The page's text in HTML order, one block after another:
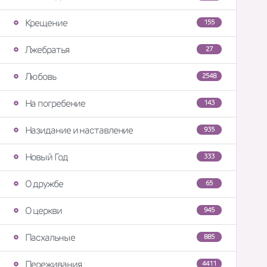
155
Крещение
27
Лжебратья
2548
Любовь
143
На погребение
935
Назидание и наставление
333
Новый Год
65
О дружбе
945
О церкви
885
Пасхальные
4411
Переживания